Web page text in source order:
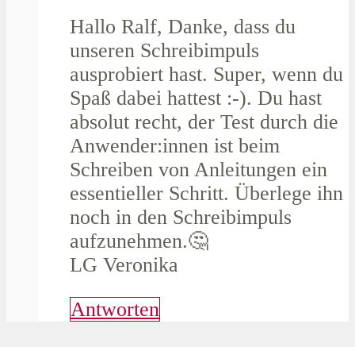
Hallo Ralf, Danke, dass du
unseren Schreibimpuls
ausprobiert hast. Super, wenn du
Spaß dabei hattest :-). Du hast
absolut recht, der Test durch die
Anwender:innen ist beim
Schreiben von Anleitungen ein
essentieller Schritt. Überlege ihn
noch in den Schreibimpuls
aufzunehmen.🤔
LG Veronika
Antworten